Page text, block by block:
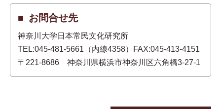
お問合せ先
神奈川大学日本常民文化研究所
TEL:045-481-5661（内線4358）FAX:045-413-4151
〒221-8686 神奈川県横浜市神奈川区六角橋3-27-1